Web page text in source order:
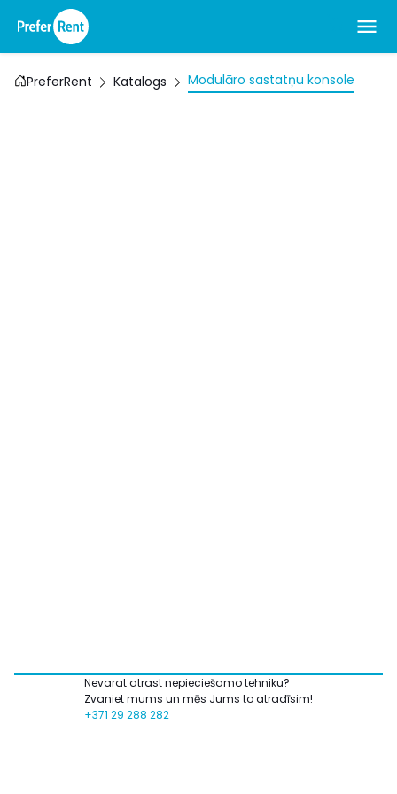
PreferRent Katalogs Modulāro sastatņu konsole
Nevarat atrast nepieciešamo tehniku?
Zvaniet mums un mēs Jums to atradīsim!
+371 29 288 282